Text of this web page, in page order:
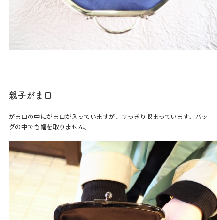
親子がま口
がま口の中にがま口が入っていますが、すっきり収まっています。バッ
グの中でも幅を取りません。